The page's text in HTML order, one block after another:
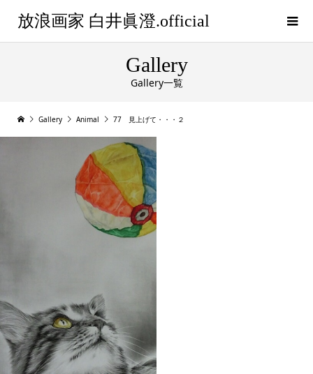
放浪画家 白井眞澄.official
Gallery
Gallery一覧
Gallery Animal 77 見上げて・・・２